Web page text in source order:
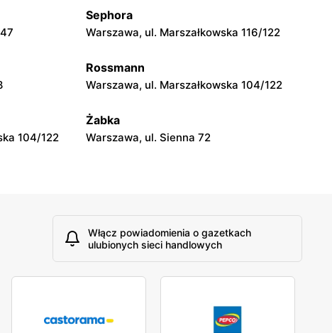
Livio
Góra Kalwaria, ul. Podgóra 29
Sephora
Warszawa, ul. Marszałkowska 116/122
Rossmann
Warszawa, ul. Marszałkowska 104/122
104/122
Żabka
Warszawa, ul. Sienna 72
Włącz powiadomienia o gazetkach
ulubionych sieci handlowych